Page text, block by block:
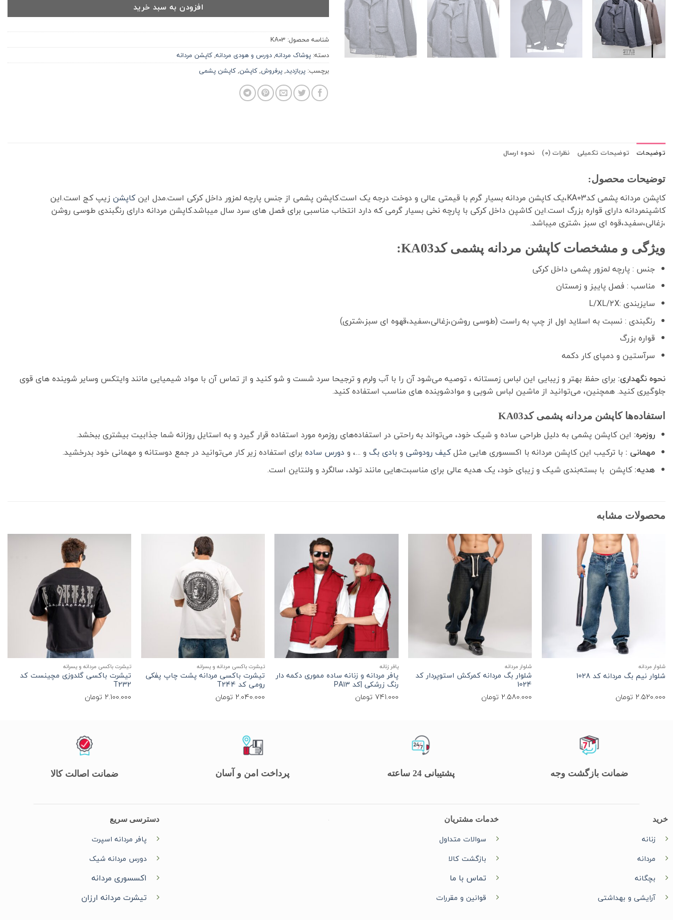
افزودن به سبد خرید
شناسه محصول: KA03
دسته: پوشاک مردانه,دورس و هودی مردانه,کاپشن مردانه
برچسب: پربازدید,پرفروش,کاپشن,کاپشن پشمی
توضیحات توضیحات تکمیلی نظرات (0) نحوه ارسال
توضیحات محصول:
کاپشن مردانه پشمی کدKA03،یک کاپشن مردانه بسیار گرم با قیمتی عالی و دوخت درجه یک است.کاپشن پشمی از جنس پارچه لمزور داخل کرکی است.مدل این کاپشن زیپ کج است.این
کاشپنمردانه دارای قواره بزرگ است.این کاشپن داخل کرکی با پارچه نخی بسیار گرمی که دارد انتخاب مناسبی برای فصل های سرد سال میباشد.کاپشن مردانه دارای رنگبندی طوسی روشن
،زغالی،سفید،قوه ای سبز ،شتری میباشد.
ویژگی و مشخصات کاپشن مردانه پشمی کدKA03:
جنس : پارچه لمزور پشمی داخل کرکی
مناسب : فصل پاییز و زمستان
سایزبندی :L/XL/2X
رنگبندی : نسبت به اسلاید اول از چپ به راست (طوسی روشن،زغالی،سفید،قهوه ای سبز،شتری)
قواره بزرگ
سرآستین و دمپای کار دکمه
نحوه نگهداری: برای حفظ بهتر و زیبایی این لباس زمستانه ، توصیه می‌شود آن را با آب ولرم و ترجیحا سرد شست و شو کنید و از تماس آن با مواد شیمیایی مانند وایتکس وسایر شوینده های قوی
جلوگیری کنید. همچنین، می‌توانید از ماشین لباس شویی و موادشوینده های مناسب استفاده کنید.
استفاده‌ها کاپشن مردانه پشمی کدKA03
روزمره: این کاپشن پشمی به دلیل طراحی ساده و شیک خود، می‌تواند به راحتی در استفاده‌های روزمره مورد استفاده قرار گیرد و به استایل روزانه شما جذابیت بیشتری ببخشد.
مهمانی : با ترکیب این کاپشن مردانه با اکسسوری هایی مثلکیف رودوشی و بادی بگو …، و دورس سادهبرای استفاده زیر کار می‌توانید در جمع دوستانه و مهمانی خود بدرخشید.
هدیه:کاپشن با بسته‌بندی شیک و زیبای خود، یک هدیه عالی برای مناسبت‌هایی مانند تولد، سالگرد و ولنتاین است.
محصولات مشابه
شلوار مردانه
شلوار نیم بگ مردانه کد 1028
2.520.000 تومان
شلوار مردانه
شلوار بگ مردانه کمرکش استوپردار کد
1024
2.580.000 تومان
+
پافر زنانه
پافر مردانه و زنانه ساده مموری دکمه دار
رنگ زرشکی |کد PA13
741.000 تومان
تیشرت باکسی مردانه و پسرانه
تیشرت باکسی مردانه پشت چاپ پفکی
رومی کد T244
2.040.000 تومان
تیشرت باکسی مردانه و پسرانه
تیشرت باکسی گلدوزی مچینست کد
T232
2.100.000 تومان
ضمانت بازگشت وجه پشتیبانی 24 ساعته پرداخت امن و آسان ضمانت اصالت کالا
خرید
زنانه
مردانه
بچگانه
آرایشی و بهداشتی
خدمات مشتریان
سوالات متداول
بازگشت کالا
تماس با ما
قوانین و مقررات
دسترسی سریع
پافر مردانه اسپرت
دورس مردانه شیک
اکسسوری مردانه
تیشرت مردانه ارزان